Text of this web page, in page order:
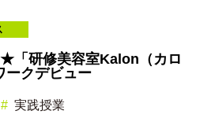
「研修美容室Kalon（カロ
ークデビュー
実践授業